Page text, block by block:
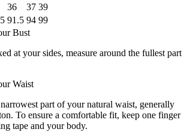
36 37 39
91.5 94 99
Bust
at your sides, measure around the fullest part
Waist
part of your natural waist, generally
To ensure a comfortable fit, keep one finger
tape and your body.